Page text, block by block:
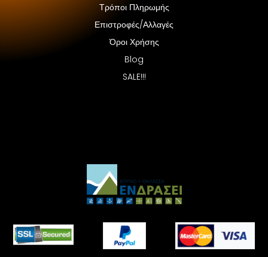
Τρόποι Πληρωμής
Επιστροφές/Αλλαγές
Όροι Χρήσης
Blog
SALE!!!